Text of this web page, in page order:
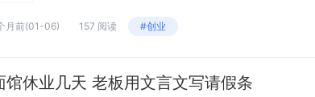
月前(01-06) 157 阅读 #创业
馆休业几天 老板用文言文写请假条